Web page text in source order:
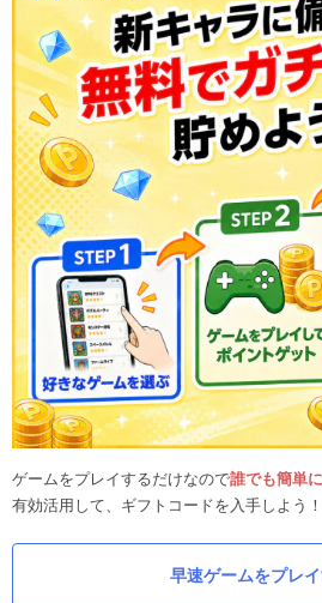
ゲームをプレイするだけなので誰でも簡単
有効活用して、ギフトコードを入手しよう！
早速ゲームをプレイ